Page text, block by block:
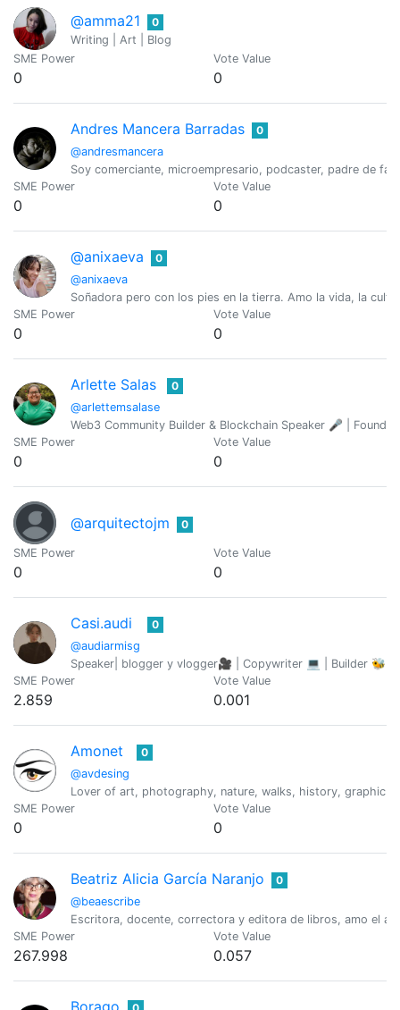
@amma21
0
Writing | Art | Blog
SME Power
0
Vote Value
0
Andres Mancera Barradas
@andresmancera
0
Soy comerciante, microempresario, podcaster, padre de
SME Power
0
Vote Value
0
@anixaeva
@anixaeva
0
Soñadora pero con los pies en la tierra. Amo la vida, la
SME Power
0
Vote Value
0
Arlette Salas
@arlettemsalase
0
Web3 Community Builder & Blockchain Speaker 🎤 |
SME Power
0
Vote Value
0
@arquitectojm 0
SME Power
0
Vote Value
0
Casi.audi
@audiarmisg
0
Speaker| blogger y vlogger🎥 | Copywriter 💻 | Builder 🐝 |
SME Power
2.859
Vote Value
0.001
Amonet
@avdesing
0
Lover of art, photography, nature, walks, history, graphic
SME Power
0
Vote Value
0
Beatriz Alicia García Naranjo
@beaescribe
0
Escritora, docente, correctora y editora de libros, amo el
SME Power
267.998
Vote Value
0.057
Borago